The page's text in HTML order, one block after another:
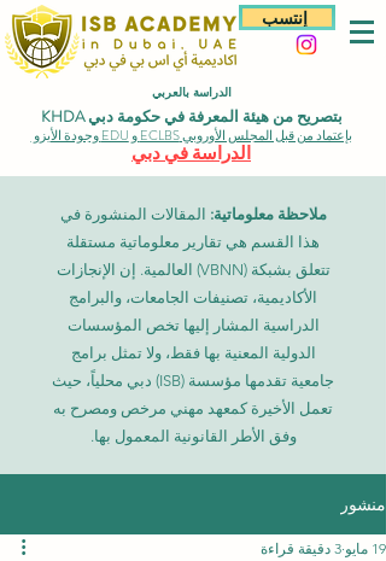
إنتسب
الدراسة بالعربي
بتصريح من هيئة المعرفة في حكومة دبي KHDA
بإعتماد من قبل المجلس الأوروبي ECLBS و EDU وجودة الأيزو
الدراسة في دبي
ملاحظة معلوماتية: المقالات المنشورة في
هذا القسم هي تقارير معلوماتية مستقلة
تتعلق بشبكة (VBNN) العالمية. إن الإنجازات
الأكاديمية، تصنيفات الجامعات، والبرامج
الدراسية المشار إليها تخص المؤسسات
الدولية المعنية بها فقط، ولا تمثل برامج
جامعية تقدمها مؤسسة (ISB) دبي محلياً، حيث
تعمل الأخيرة كمعهد مهني مرخص ومصرح به
وفق الأطر القانونية المعمول بها.
منشور
19 مايو 3 دقيقة قراءة